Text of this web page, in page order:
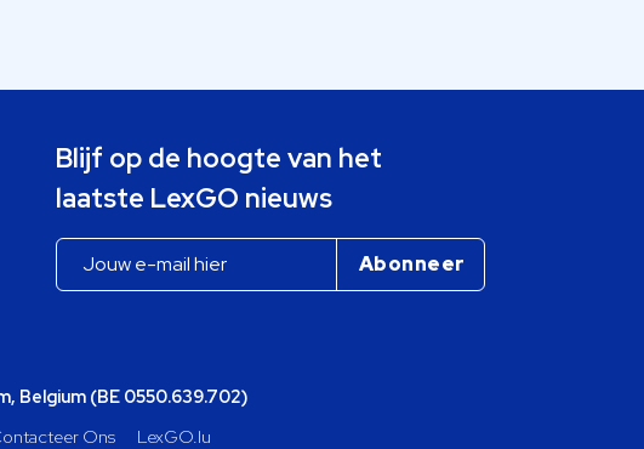
Blijf op de hoogte van het
laatste LexGO nieuws
Belgium (BE 0550.639.702)
Ons LexGO.lu